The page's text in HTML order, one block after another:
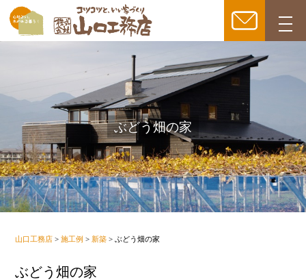
ぶどう畑の家
山口工務店 >施工例 > 新築 >ぶどう畑の家
ぶどう畑の家